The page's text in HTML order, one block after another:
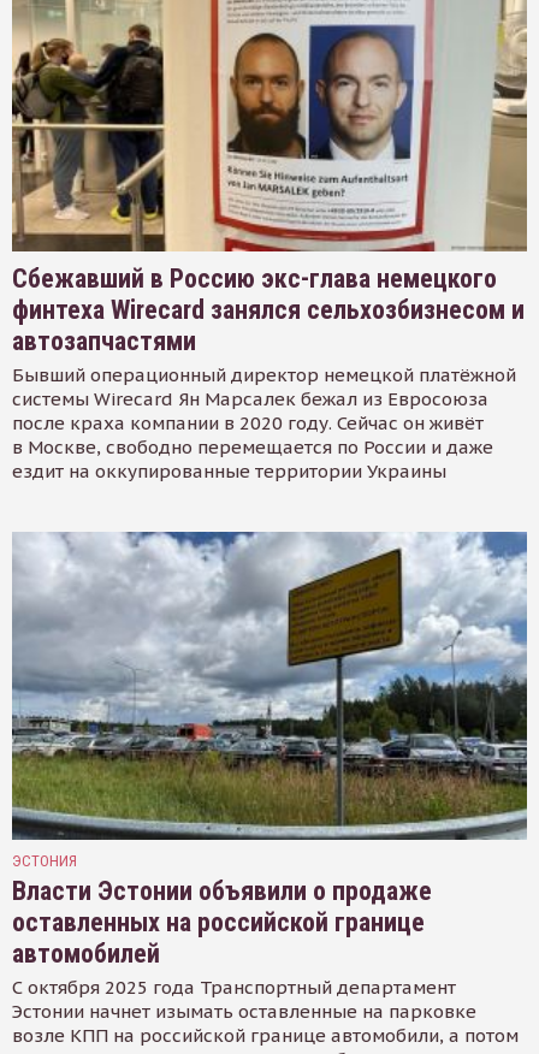
Сбежавший в Россию экс-глава немецкого
финтеха Wirecard занялся сельхозбизнесом и
автозапчастями
Бывший операционный директор немецкой платёжной
системы Wirecard Ян Марсалек бежал из Евросоюза
после краха компании в 2020 году. Сейчас он живёт
в Москве, свободно перемещается по России и даже
ездит на оккупированные территории Украины
ЭСТОНИЯ
Власти Эстонии объявили о продаже
оставленных на российской границе
автомобилей
С октября 2025 года Транспортный департамент
Эстонии начнет изымать оставленные на парковке
возле КПП на российской границе автомобили, а потом